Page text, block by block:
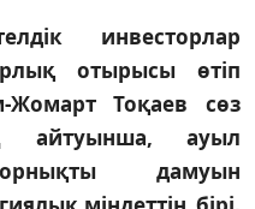
инвесторлар
отырысы өтіп
Тоқаев сөз
айтуынша, ауыл
дамуын